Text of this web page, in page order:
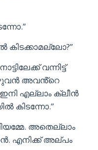
കിടക്കാമല്ലോ?”
വന്നിട്ട്
അവൻ്റെ
ഇനി എല്ലാം ക്ലീൻ
കിടന്നോ.”
അതെല്ലാം
എനിക്ക് അല്പം